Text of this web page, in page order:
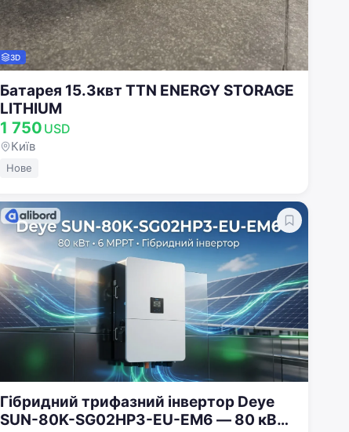
3D
Батарея 15.3квт TTN ENERGY STORAGE
LITHIUM
1 750 USD
Київ
Нове
Гібридний трифазний інвертор Deye
SUN-80K-SG02HP3-EU-EM6 — 80 кВт